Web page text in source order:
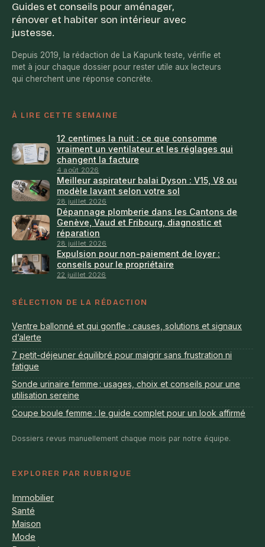
Guides et conseils pour aménager,
rénover et habiter son intérieur avec
justesse.
Depuis 2019, la rédaction de La Kapunk teste, vérifie et
met à jour chaque dossier pour rester utile aux lecteurs
qui cherchent une réponse concrète.
À LIRE CETTE SEMAINE
12 centimes la nuit : ce que consomme
vraiment un ventilateur et les réglages qui
changent la facture
4 août 2026
Meilleur aspirateur balai Dyson : V15, V8 ou
modèle lavant selon votre sol
28 juillet 2026
Dépannage plomberie dans les Cantons de
Genève, Vaud et Fribourg, diagnostic et
réparation
28 juillet 2026
Expulsion pour non-paiement de loyer :
conseils pour le propriétaire
22 juillet 2026
SÉLECTION DE LA RÉDACTION
Ventre ballonné et qui gonfle : causes, solutions et signaux
d’alerte
7 petit-déjeuner équilibré pour maigrir sans frustration ni
fatigue
Sonde urinaire femme : usages, choix et conseils pour une
utilisation sereine
Coupe boule femme : le guide complet pour un look affirmé
Dossiers revus manuellement chaque mois par notre équipe.
EXPLORER PAR RUBRIQUE
Immobilier
Santé
Maison
Mode